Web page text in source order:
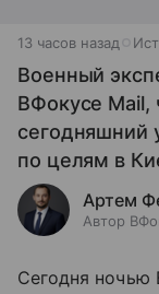
13 часов назад
Военный
ВФокусе Mail,
сегодняшний
по целям в
Артем
Автор
Сегодня